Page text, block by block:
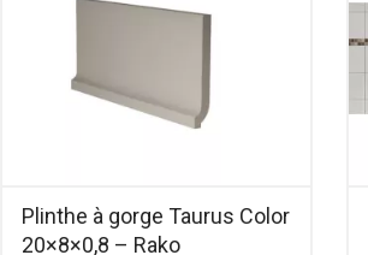
Plinthe à gorge Taurus Color
20×8×0,8 – Rako